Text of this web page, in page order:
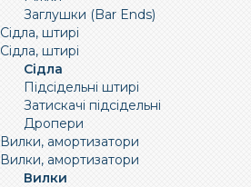
Заглушки (Bar Ends)
Сідла, штирі
Сідла, штирі
Сідла
Підсідельні штирі
Затискачі підсідельні
Дропери
Вилки, амортизатори
Вилки, амортизатори
Вилки